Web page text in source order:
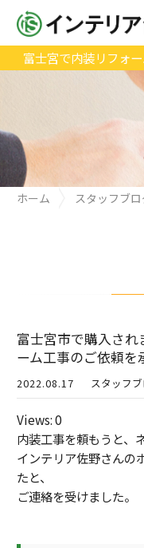
富士宮で内装リフォ
ホーム
スタッフブロ
富士宮市で購入さ
ーム工事のご依頼を
2022.08.17 スタッフ
Views: 0
内装工事を頼もうと、
インテリア佐野さんの
たと、
ご連絡を受けました。